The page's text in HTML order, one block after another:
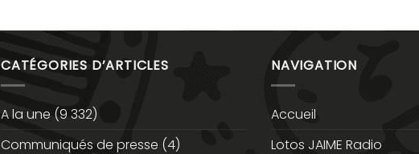
CATÉGORIES D’ARTICLES
A la une (9 332)
Communiqués de presse (4)
NAVIGATION
Accueil
Lotos JAIME Radio